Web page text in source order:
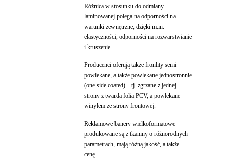
Różnica w stosunku do odmiany
laminowanej polega na odporności na
warunki zewnętrzne, dzięki m.in.
elastyczności, odporności na rozwarstwianie
i kruszenie.
Producenci oferują także fronlity semi
powlekane, a także powlekane jednostronnie
(one side coated) – tj. zgrzane z jednej
strony z twardą folią PCV, a powlekane
winylem ze strony frontowej.
Reklamowe banery wielkoformatowe
produkowane są z tkaniny o różnorodnych
parametrach, mają różną jakość, a także
cenę.